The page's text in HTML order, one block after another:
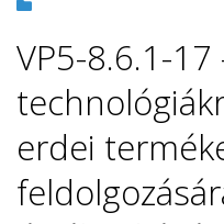
VP5-8.6.1-17
erdei